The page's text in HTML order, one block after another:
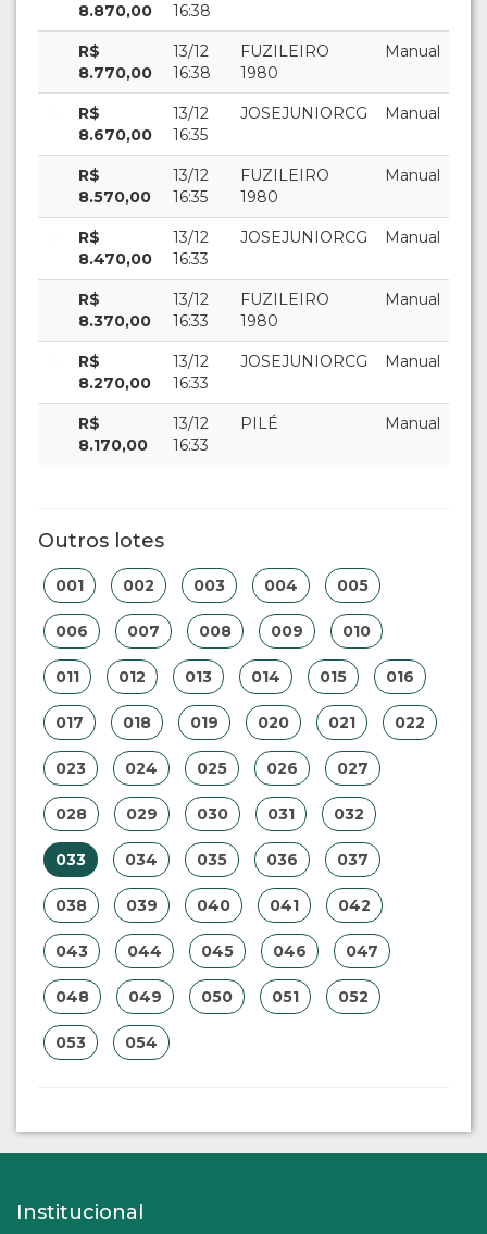
8.870,00
16:38
R$
8.770,00
13/12
16:38
FUZILEIRO
1980
Manual
R$
8.670,00
13/12
16:35
JOSEJUNIORCG Manual
R$
8.570,00
13/12
16:35
FUZILEIRO
1980
Manual
R$
8.470,00
13/12
16:33
JOSEJUNIORCG Manual
R$
8.370,00
13/12
16:33
FUZILEIRO
1980
Manual
R$
8.270,00
13/12
16:33
JOSEJUNIORCG Manual
R$
8.170,00
13/12
16:33
PILÉ Manual
Outros lotes
001 002 003 004 005
006 007 008 009 010
011 012 013 014 015 016
017 018 019 020 021 022
023 024 025 026 027
028 029 030 031 032
033 034 035 036 037
038 039 040 041 042
043 044 045 046 047
048 049 050 051 052
053 054
Institucional